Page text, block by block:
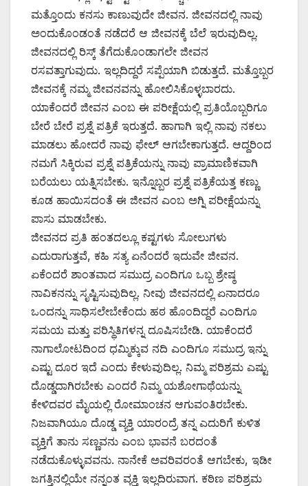
ಮತ್ತೊಂದು ಕನಸು ಕಾಣುವುದೇ ಜೀವನ. ಜೀವನದಲ್ಲಿ ನಾವು
ಅಂದುಕೊಂಡಂತೆ ನಡೆದರೆ ಆ ಜೀವನಕ್ಕೆ ಬೆಲೆ ಇರುವುದಿಲ್ಲ.
ಜೀವನದಲ್ಲಿ ರಿಸ್ಕ್ ತೆಗೆದುಕೊಂಡಾಗಲೇ ಜೀವನ
ರಸವತ್ತಾಗುವುದು. ಇಲ್ಲದಿದ್ದರೆ ಸಪ್ಪೆಯಾಗಿ ಬಿಡುತ್ತದೆ. ಮತ್ತೊಬ್ಬರ
ಜೀವನಕ್ಕೆ ನಮ್ಮ ಜೀವನವನ್ನು ಹೋಲಿಸಿಕೊಳ್ಳಬಾರದು.
ಯಾಕೆಂದರೆ ಜೀವನ ಎಂಬ ಈ ಪರೀಕ್ಷೆಯಲ್ಲಿ ಪ್ರತಿಯೊಬ್ಬರಿಗೂ
ಬೇರೆ ಬೇರೆ ಪ್ರಶ್ನೆ ಪತ್ರಿಕೆ ಇರುತ್ತದೆ. ಹಾಗಾಗಿ ಇಲ್ಲಿ ನಾವು ನಕಲು
ಮಾಡಲು ಹೋದರೆ ನಾವು ಫೇಲ್ ಆಗಬೇಕಾಗುತ್ತದೆ. ಆದ್ದರಿಂದ
ನಮಗೆ ಸಿಕ್ಕಿರುವ ಪ್ರಶ್ನೆ ಪತ್ರಿಕೆಯನ್ನು ನಾವು ಪ್ರಾಮಾಣಿಕವಾಗಿ
ಬರೆಯಲು ಯತ್ನಿಸಬೇಕು. ಇನ್ನೊಬ್ಬರ ಪ್ರಶ್ನೆ ಪತ್ರಿಕೆಯತ್ತ ಕಣ್ಣು
ಕೂಡ ಹಾಯಿಸದಂತೆ ಈ ಜೀವನ ಎಂಬ ಅಗ್ನಿ ಪರೀಕ್ಷೆಯನ್ನು
ಪಾಸು ಮಾಡಬೇಕು.
ಜೀವನದ ಪ್ರತಿ ಹಂತದಲ್ಲೂ ಕಷ್ಟಗಳು ಸೋಲುಗಳು
ಎದುರಾಗುತ್ತವೆ, ಕಹಿ ಸತ್ಯ ಏನೆಂದರೆ ಇದುವೇ ಜೀವನ.
ಏಕೆಂದರೆ ಶಾಂತವಾದ ಸಮುದ್ರ ಎಂದಿಗೂ ಒಬ್ಬ ಶ್ರೇಷ್ಠ
ನಾವಿಕನನ್ನು ಸೃಷ್ಟಿಸುವುದಿಲ್ಲ. ನೀವು ಜೀವನದಲ್ಲಿ ಏನಾದರೂ
ಒಂದನ್ನು ಸಾಧಿಸಲೇಬೇಕೆಂದು ಹಠ ಹೊಂದಿದ್ದರೆ ಎಂದಿಗೂ
ಸಮಯ ಮತ್ತು ಪರಿಸ್ಥಿತಿಗಳನ್ನ ದೂಷಿಸಬೇಡಿ. ಯಾಕೆಂದರೆ
ನಾಗಾಲೋಟದಿಂದ ಧಮ್ಮಿಕ್ಕುವ ನದಿ ಎಂದಿಗೂ ಸಮುದ್ರ ಇನ್ನು
ಎಷ್ಟು ದೂರ ಇದೆ ಎಂದು ಕೇಳುವುದಿಲ್ಲ. ನಿಮ್ಮ ಪರಿಶ್ರಮ ಎಷ್ಟು
ದೊಡ್ಡದಾಗಿರಬೇಕು ಎಂದರೆ ನಿಮ್ಮ ಯಶೋಗಾಥೆಯನ್ನು
ಕೇಳಿದವರ ಮೈಯಲ್ಲಿ ರೋಮಾಂಚನ ಆಗುವಂತಿರಬೇಕು.
ನಿಜವಾಗಿಯೂ ದೊಡ್ಡ ವ್ಯಕ್ತಿ ಯಾರಂದ್ರೆ ತನ್ನ ಎದುರಿಗೆ ಕುಳಿತ
ವ್ಯಕ್ತಿಗೆ ತಾನು ಸಣ್ಣವನು ಎಂಬ ಭಾವನೆ ಬರದಂತೆ
ನಡೆದುಕೊಳ್ಳುವವನು. ನಾನೇಕೆ ಅವರಿವರಂತೆ ಆಗಬೇಕು, ಇಡೀ
ಜಗತ್ತಿನಲ್ಲಿಯೇ ನನ್ನಂತ ವ್ಯಕ್ತಿ ಇಲ್ಲದಿರುವಾಗ. ಕಠಿಣ ಪರಿಶ್ರಮ